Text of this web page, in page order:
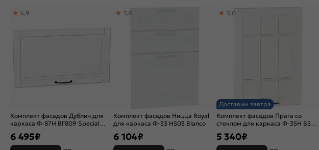
Комплект фасадов Дублин для
каркаса Ф-87Н ВГ809 Special
4,9
6 495₽
Комплект фасадов Ницца Royal
для каркаса Ф-33 Н503 Blanco
5,0
6 104₽
Доставим завтра
Комплект фасадов Прага со
стеклом для каркаса Ф-35Н В509
5,0
5 340₽